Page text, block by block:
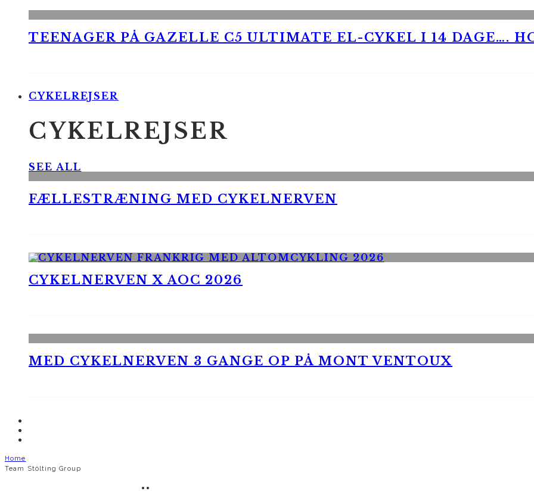
TEENAGER PÅ GAZELLE C5 ULTIMATE EL-CYKEL I 14 DAGE….
CYKELREJSER
CYKELREJSER
SEE ALL
FÆLLESTRÆNING MED CYKELNERVEN
CYKELNERVEN X AOC 2026
MED CYKELNERVEN 3 GANGE OP PÅ MONT VENTOUX
Home
Team Stölting Group